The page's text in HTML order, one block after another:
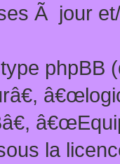
Ã jour
phpBB
la